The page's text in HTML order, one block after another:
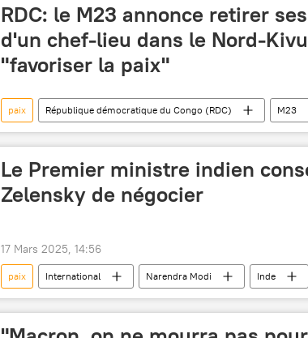
RDC: le M23 annonce retirer
d'un chef-lieu dans le Nord-
"favoriser la paix"
paix République démocratique du Congo (RDC) M23
repositionnement
conflit
Le Premier ministre indien
Zelensky de négocier
17 Mars 2025, 14:56
paix International Narendra Modi Inde
négociations